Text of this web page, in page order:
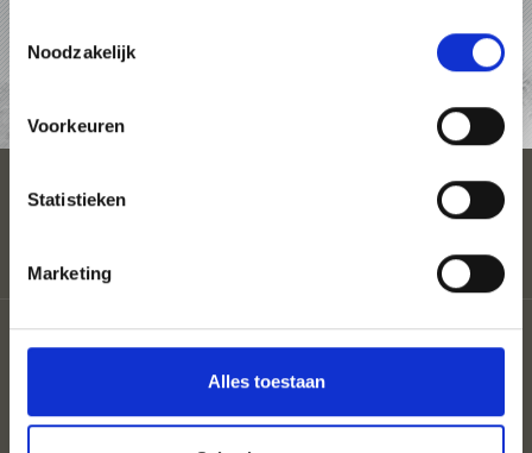
Toestemmingsselectie
Noodzakelijk
Voorkeuren
Statistieken
Marketing
Alles toestaan
Partner
Coloron